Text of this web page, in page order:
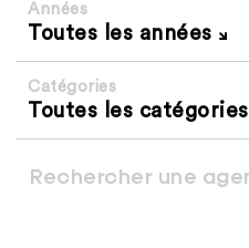
Années
Toutes les années
Catégories
Toutes les catégories